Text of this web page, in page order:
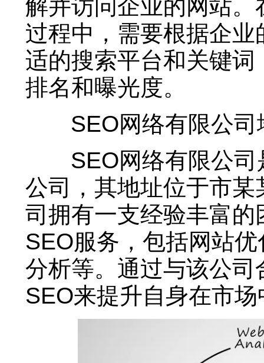
解并访问企业的网站
过程中，需要根据企
适的搜索平台和关键
排名和曝光度。
SEO网络有限公司
SEO网络有限公司
公司，其地址位于市
司拥有一支经验丰富
SEO服务，包括网站
分析等。通过与该公
SEO来提升自身在市